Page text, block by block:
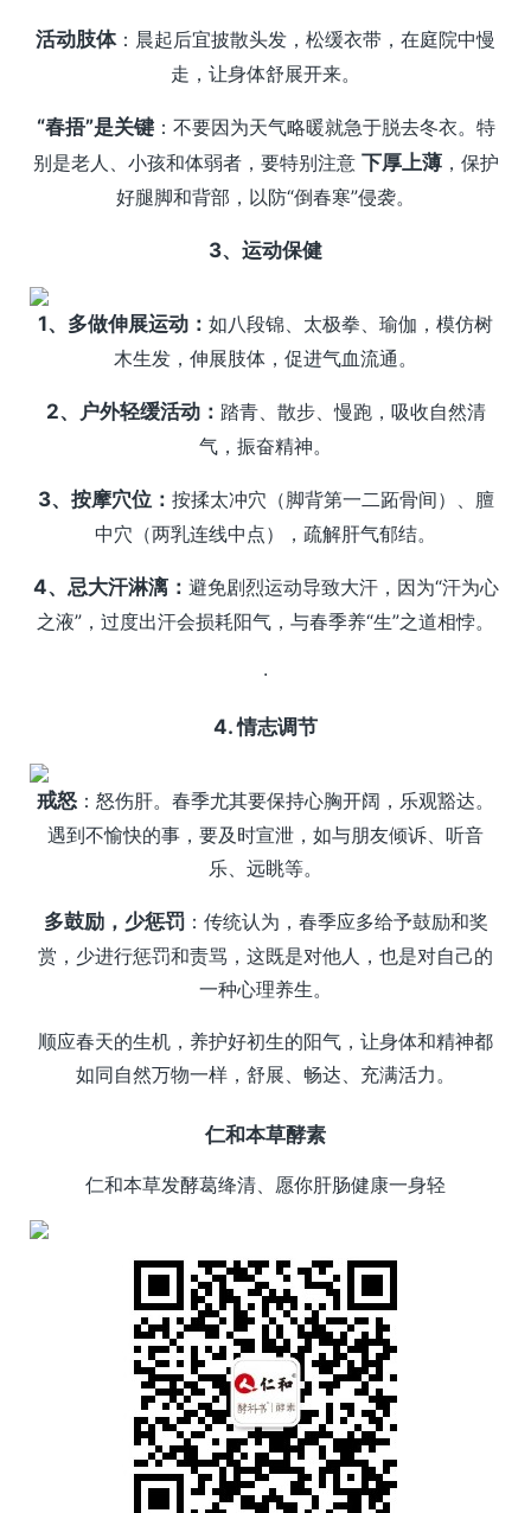
活动肢体：晨起后宜披散头发，松缓衣带，在庭院中慢
走，让身体舒展开来。
“春捂”是关键：不要因为天气略暖就急于脱去冬衣。特
别是老人、小孩和体弱者，要特别注意 下厚上薄，保护
好腿脚和背部，以防“倒春寒”侵袭。
3、运动保健
1、多做伸展运动： 如八段锦、太极拳、瑜伽，模仿树
木生发，伸展肢体，促进气血流通。
2、户外轻缓活动： 踏青、散步、慢跑，吸收自然清
气，振奋精神。
3、按摩穴位： 按揉太冲穴（脚背第一二跖骨间）、膻
中穴（两乳连线中点），疏解肝气郁结。
4、忌大汗淋漓： 避免剧烈运动导致大汗，因为“汗为心
之液”，过度出汗会损耗阳气，与春季养“生”之道相悖。
·
4. 情志调节
戒怒 ：怒伤肝。春季尤其要保持心胸开阔，乐观豁达。
遇到不愉快的事，要及时宣泄，如与朋友倾诉、听音
乐、远眺等。
多鼓励，少惩罚：传统认为，春季应多给予鼓励和奖
赏，少进行惩罚和责骂，这既是对他人，也是对自己的
一种心理养生。
顺应春天的生机，养护好初生的阳气，让身体和精神都
如同自然万物一样，舒展、畅达、充满活力。
仁和本草酵素
仁和本草发酵葛绛清、愿你肝肠健康一身轻